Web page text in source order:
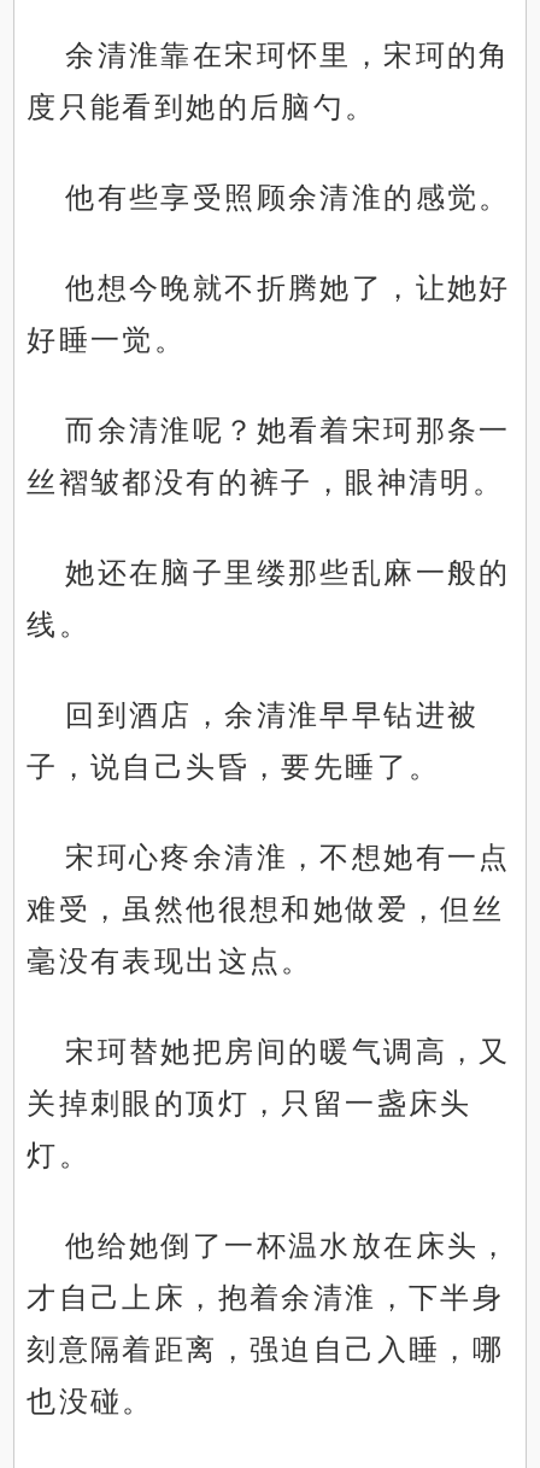
余清淮靠在宋珂怀里，宋珂的角
度只能看到她的后脑勺。
他有些享受照顾余清淮的感觉。
他想今晚就不折腾她了，让她好
好睡一觉。
而余清淮呢？她看着宋珂那条一
丝褶皱都没有的裤子，眼神清明。
她还在脑子里缕那些乱麻一般的
线。
回到酒店，余清淮早早钻进被
子，说自己头昏，要先睡了。
宋珂心疼余清淮，不想她有一点
难受，虽然他很想和她做爱，但丝
毫没有表现出这点。
宋珂替她把房间的暖气调高，又
关掉刺眼的顶灯，只留一盏床头
灯。
他给她倒了一杯温水放在床头，
才自己上床，抱着余清淮，下半身
刻意隔着距离，强迫自己入睡，哪
也没碰。